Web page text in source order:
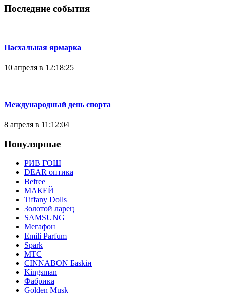
Последние события
Пасхальная ярмарка
10 апреля в 12:18:25
Международный день спорта
8 апреля в 11:12:04
Популярные
РИВ ГОШ
DEAR оптика
Befree
МАКЕЙ
Tiffany Dolls
Золотой ларец
SAMSUNG
Мегафон
Emili Parfum
Spark
МТС
CINNABON Бaskiн
Kingsman
Фабрика
Golden Musk